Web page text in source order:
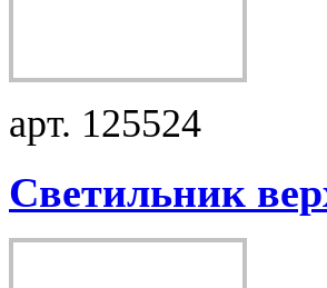
арт. 125524
Светильник